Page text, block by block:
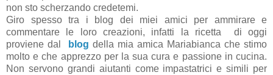
non sto scherzando credetemi.
Giro spesso tra i blog dei miei amici per ammirare e
commentare le loro creazioni, infatti la ricetta di oggi
proviene dal
blog della mia amica Mariabianca che stimo
molto e che apprezzo per la sua cura e passione in cucina.
Non servono grandi aiutanti come impastatrici e simili per